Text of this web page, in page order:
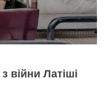
війни Латіші